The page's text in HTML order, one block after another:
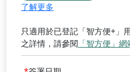
了解更多
只適用於已登記「智方便+」
之詳情，請參閱 「智方便」網